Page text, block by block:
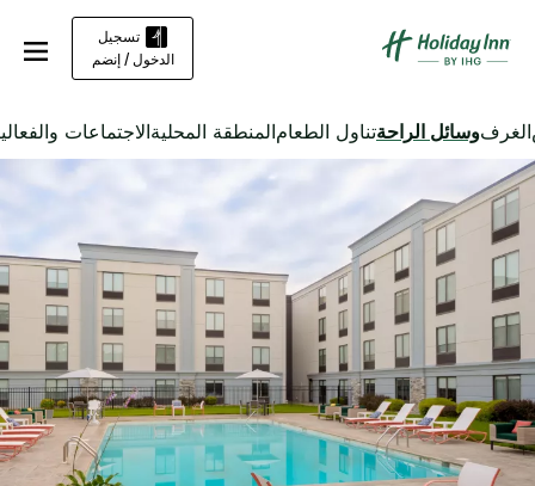
تسجيل
الدخول / إنضم
الغرفوسائل الراحةتناول الطعامالمنطقة المحليةالاجتماعات